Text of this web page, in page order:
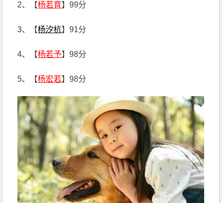
2、【杨若育】99分
3、【杨汐杭】91分
4、【杨若予】98分
5、【杨宏若】98分